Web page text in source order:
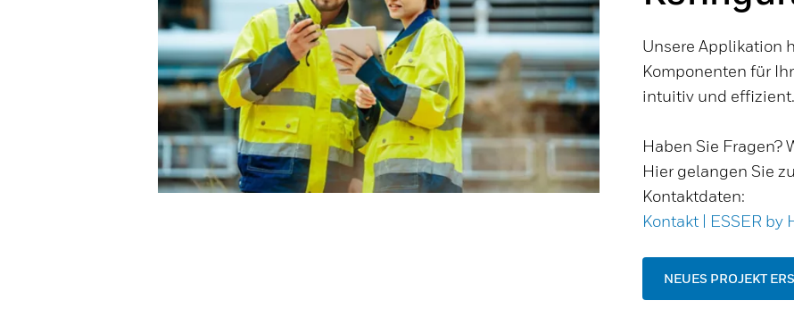
Unsere Applikation
Komponenten für
intuitiv und effizient.
Haben Sie Fragen?
Hier gelangen Sie
Kontaktdaten:
Kontakt | ESSER by
NEUES PROJEKT